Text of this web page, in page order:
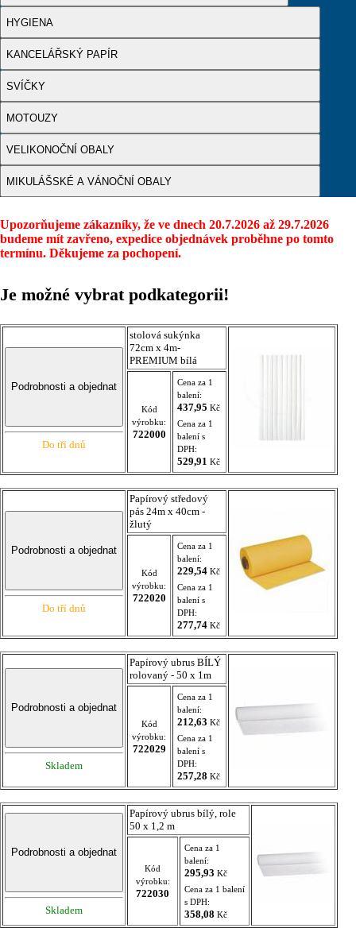
HYGIENA
KANCELÁŘSKÝ PAPÍR
SVÍČKY
MOTOUZY
VELIKONOČNÍ OBALY
MIKULÁŠSKÉ A VÁNOČNÍ OBALY
Upozorňujeme zákazníky, že ve dnech 20.7.2026 až 29.7.2026
budeme mít zavřeno, expedice objednávek proběhne po tomto
termínu. Děkujeme za pochopení.
Je možné vybrat podkategorii!
Do tří dnů
stolová sukýnka
72cm x 4m-
PREMIUM bílá
Kód
výrobku:
722000
Cena za 1
balení:
437,95 Kč
Cena za 1
balení s
DPH:
529,91 Kč
Do tří dnů
Papírový středový
pás 24m x 40cm -
žlutý
Kód
výrobku:
722020
Cena za 1
balení:
229,54 Kč
Cena za 1
balení s
DPH:
277,74 Kč
Skladem
Papírový ubrus BÍLÝ
rolovaný - 50 x 1m
Kód
výrobku:
722029
Cena za 1
balení:
212,63 Kč
Cena za 1
balení s
DPH:
257,28 Kč
Skladem
Papírový ubrus bílý, role
50 x 1,2 m
Kód
výrobku:
722030
Cena za 1
balení:
295,93 Kč
Cena za 1 balení
s DPH:
358,08 Kč